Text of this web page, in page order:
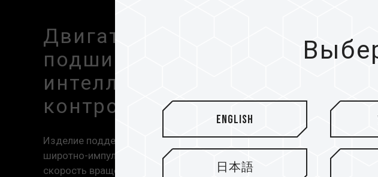
Двигатель с долговечным
подшипником скольжения и
интеллектуальным ШИМ-
контроллером вентилятора
Изделие поддерживает интеллектуальный контроллер вентилятора с
широтно-импульсной модуляцией (ШИМ), который точно регулирует
скорость вращения вентилятора в зависимости от температуры для
English
日本語